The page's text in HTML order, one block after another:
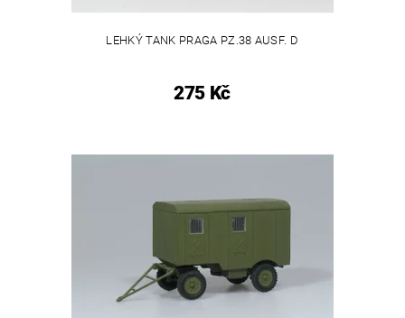
LEHKÝ TANK PRAGA PZ.38 AUSF. D
275 Kč